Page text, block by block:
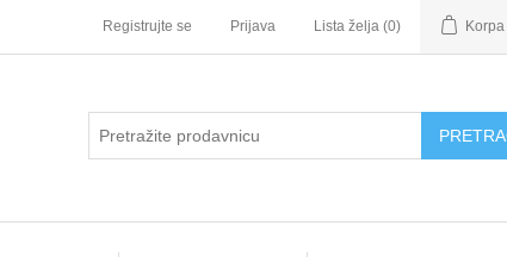
Registrujte se Prijava Lista želja (0) Korpa